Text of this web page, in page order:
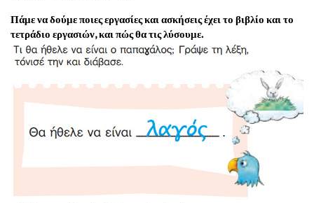
Πάμε να δούμε ποιες εργασίες και ασκήσεις έχει το βιβλίο και το
τετράδιο εργασιών, και πώς θα τις λύσουμε.